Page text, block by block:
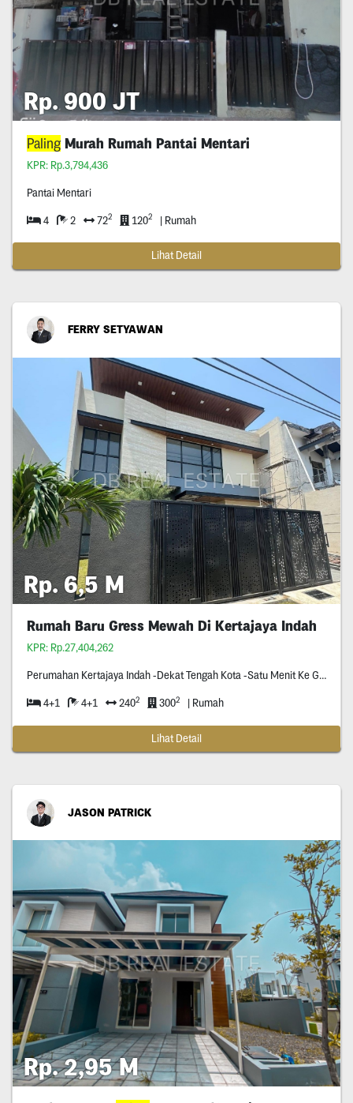
Rp. 900 JT
PalingMurah Rumah Pantai Mentari
KPR: Rp.3,794,436
Pantai Mentari
4 2 722 1202 | Rumah
Lihat Detail
FERRY SETYAWAN
Rp. 6,5 M
Rumah Baru Gress Mewah Di Kertajaya Indah
KPR: Rp.27,404,262
Perumahan Kertajaya Indah -Dekat Tengah Kota -Satu Menit Ke Galaxy Mall -Perumahan Yang
4+1 4+1 2402 3002 | Rumah
Lihat Detail
JASON PATRICK
Rp. 2,95 M